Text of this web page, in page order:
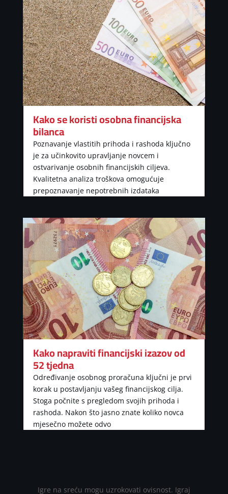
Kako se koristi osobna financijska
bilanca
Poznavanje vlastitih prihoda i rashoda ključno
je za učinkovito upravljanje novcem i
ostvarivanje osobnih financijskih ciljeva.
Kvalitetna analiza troškova omogućuje
prepoznavanje nepotrebnih izdataka
Kako napraviti financijski izazov od
52 tjedna
Određivanje osobnog proračuna ključni je prvi
korak u postavljanju vašeg financijskog cilja.
Stoga počnite s pregledom svojih prihoda i
rashoda. Nakon što jasno znate koliko novca
mjesečno možete odvo
Igre na sreću mogu uzrokovati ovisnost. Igraj